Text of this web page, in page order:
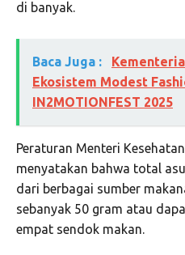
di banyak.
Baca Juga :
Ekosistem Modest
IN2MOTIONFEST 2025
Peraturan Menteri
menyatakan bahwa total
dari berbagai sumber
sebanyak 50 gram atau
empat sendok makan.